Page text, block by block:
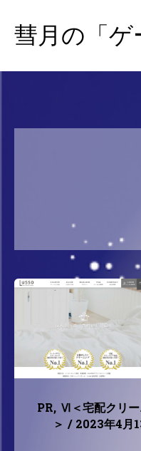
を
彗月の「ゲ
PR, Ⅵ＜宅配クリ
＞ /2023年4月